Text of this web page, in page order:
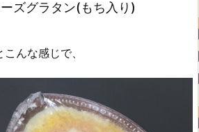
ズグラタン(もち入り)
んな感じで、